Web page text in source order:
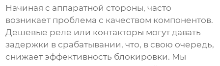
Начиная с аппаратной стороны, часто
возникает проблема с качеством компонентов.
Дешевые реле или контакторы могут давать
задержки в срабатывании, что, в свою очередь,
снижает эффективность блокировки. Мы